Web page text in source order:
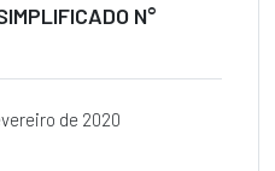
N°
de 2020